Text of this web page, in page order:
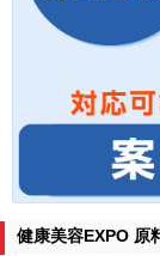
健康美容EXPO 原